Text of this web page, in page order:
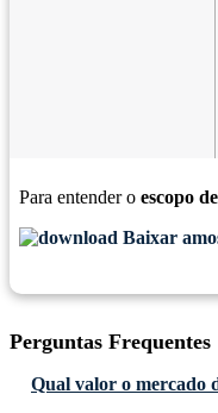
Para entender o escopo
Baixar
Perguntas Frequentes
Qual valor o mercado